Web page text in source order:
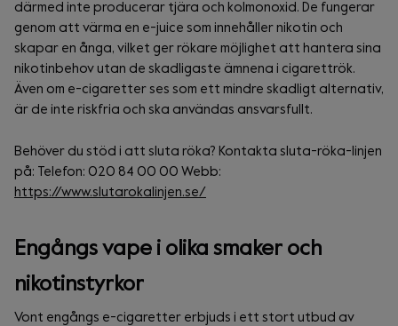
därmed inte producerar tjära och kolmonoxid. De fungerar
genom att värma en e-juice som innehåller nikotin och
skapar en ånga, vilket ger rökare möjlighet att hantera sina
nikotinbehov utan de skadligaste ämnena i cigarettrök.
Även om e-cigaretter ses som ett mindre skadligt alternativ,
är de inte riskfria och ska användas ansvarsfullt.
Behöver du stöd i att sluta röka? Kontakta sluta-röka-linjen
på: Telefon: 020 84 00 00 Webb:
https://www.slutarokalinjen.se/
Engångs vape i olika smaker och
nikotinstyrkor
Vont engångs e-cigaretter erbjuds i ett stort utbud av